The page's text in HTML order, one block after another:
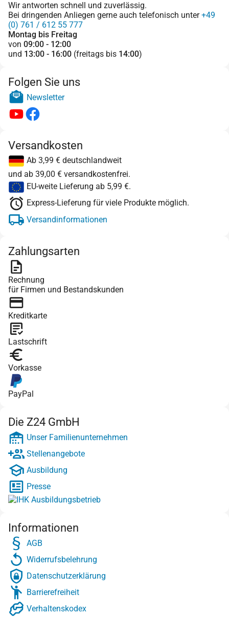
Wir antworten schnell und zuverlässig.
Bei dringenden Anliegen gerne auch telefonisch unter+49
(0) 761 / 612 55 777
Montag bis Freitag
von 09:00 - 12:00
und 13:00 - 16:00 (freitags bis 14:00)
Folgen Sie uns
Newsletter
Versandkosten
Ab 3,99 € deutschlandweit
und ab 39,00 € versandkostenfrei.
EU-weite Lieferung ab 5,99 €.
Express-Lieferung für viele Produkte möglich.
Versandinformationen
Zahlungsarten
Rechnung
für Firmen und Bestandskunden
Kreditkarte
Lastschrift
Vorkasse
PayPal
Die Z24 GmbH
Unser Familienunternehmen
Stellenangebote
Ausbildung
Presse
Informationen
AGB
Widerrufsbelehrung
Datenschutzerklärung
Barrierefreiheit
Verhaltenskodex